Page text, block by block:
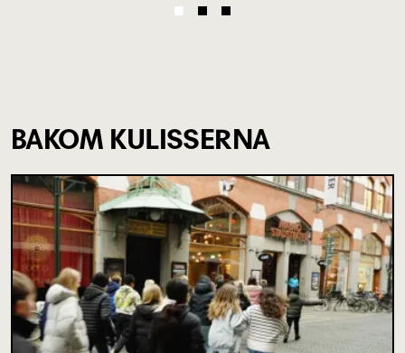
BAKOM KULISSERNA